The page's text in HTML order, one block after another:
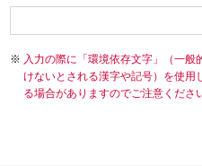
入力の際に「環境依存文字」（一
けないとされる漢字や記号）を使
る場合がありますのでご注意くださ